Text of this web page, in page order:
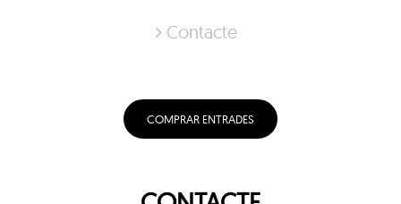
Contacte
COMPRAR ENTRADES